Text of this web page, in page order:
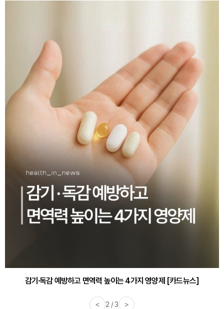
감기·독감 예방하고 면역력 높이는 4가지 영양제 [카드뉴스]
< 3 / 3 >